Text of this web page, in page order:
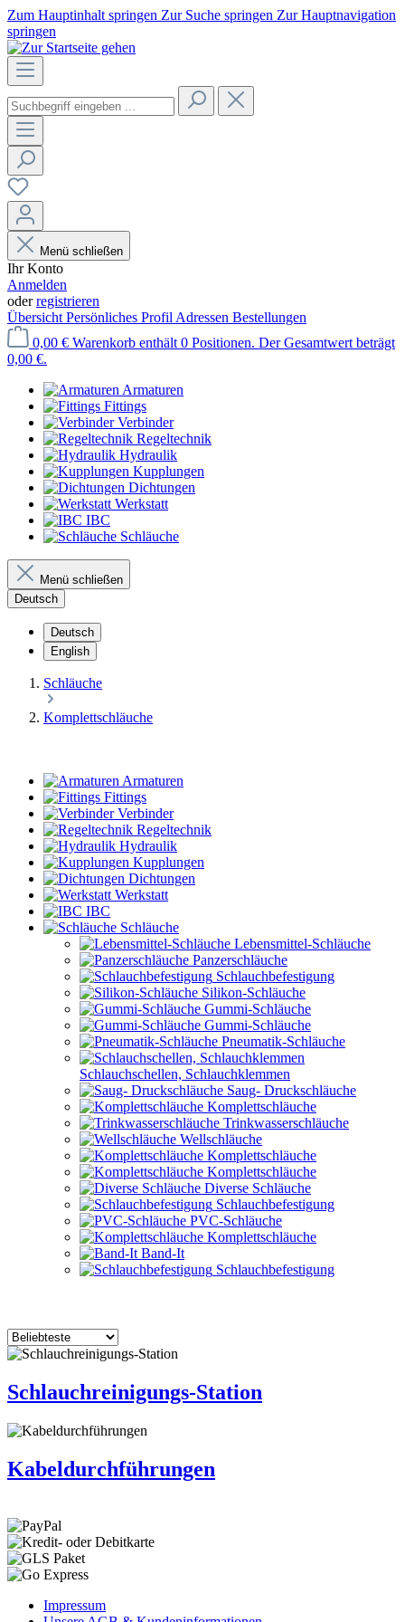
Zum Hauptinhalt springen Zur Suche springen Zur Hauptnavigation
springen
Menü schließen
Ihr Konto
Anmelden
oderregistrieren
Übersicht Persönliches Profil Adressen Bestellungen
0,00 € Warenkorb enthält 0 Positionen. Der Gesamtwert beträgt
0,00 €.
Armaturen
Fittings
Verbinder
Regeltechnik
Hydraulik
Kupplungen
Dichtungen
Werkstatt
IBC
Schläuche
Menü schließen
Deutsch
Deutsch
English
Schläuche
Komplettschläuche
Armaturen
Fittings
Verbinder
Regeltechnik
Hydraulik
Kupplungen
Dichtungen
Werkstatt
IBC
Schläuche
Lebensmittel-Schläuche
Panzerschläuche
Schlauchbefestigung
Silikon-Schläuche
Gummi-Schläuche
Gummi-Schläuche
Pneumatik-Schläuche
Schlauchschellen, Schlauchklemmen
Saug- Druckschläuche
Komplettschläuche
Trinkwasserschläuche
Wellschläuche
Komplettschläuche
Komplettschläuche
Diverse Schläuche
Schlauchbefestigung
PVC-Schläuche
Komplettschläuche
Band-It
Schlauchbefestigung
Schlauchreinigungs-Station
Kabeldurchführungen
Impressum